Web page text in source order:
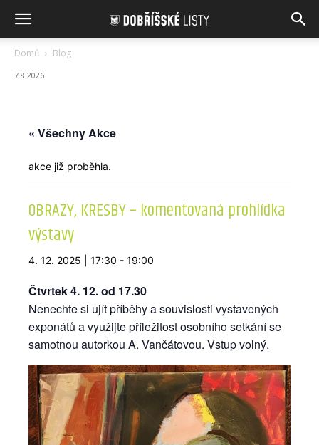
Domů Blog
7.8.2026
« Všechny Akce
akce již proběhla.
OBRAZY, KRESBY – komentovaná prohlídka
výstavy
4. 12. 2025 | 17:30 - 19:00
Čtvrtek 4. 12. od 17.30
Nenechte si ujít příběhy a souvislosti vystavených
exponátů a využijte příležitost osobního setkání se
samotnou autorkou A. Vančátovou. Vstup volný.